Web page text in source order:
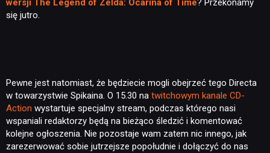
RECENZJE
PUBLICYSTYKA
wersji The Legend of Zelda: Ocarina of Time? Przekonamy
się jutro.
Pewne jest natomiast, że będziecie mogli obejrzeć tego Directa
w towarzystwie Spikaina. O 15.30 na twitchowym kanale CD-
Action wystartuje specjalny stream, podczas którego nasi
wspaniali redaktorzy będą na bieżąco śledzić i komentować
kolejne ogłoszenia. Nie pozostaje wam zatem nic innego, jak
zarezerwować sobie jutrzejsze popołudnie i dołączyć do nas